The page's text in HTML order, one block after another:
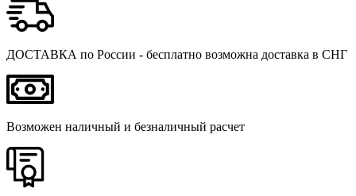
ДОСТАВКА по России - бесплатно возможна доставка в СНГ
Возможен наличный и безналичный расчет